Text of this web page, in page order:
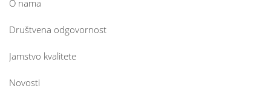
O nama
Društvena odgovornost
Jamstvo kvalitete
Novosti